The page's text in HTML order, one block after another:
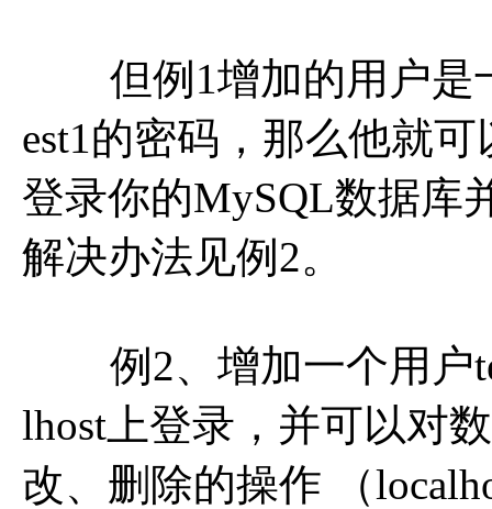
但例1增加的用户是
est1的密码，那么他就
登录你的MySQL数据库
解决办法见例2。
例2、增加一个用户
lhost上登录，并可以对
改、删除的操作 （